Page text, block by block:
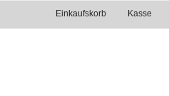
Einkaufskorb Kasse